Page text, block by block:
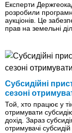
Експерти
розробили
аукціонів. Це
прав на земельні
Субсидійні
сезоні
Той, хто працює у
отримувати
дохід. Зараз
отримувачі